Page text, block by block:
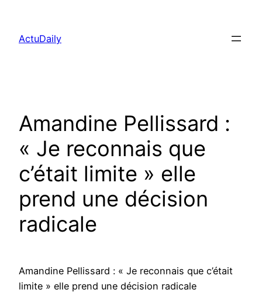
contenu
ActuDaily
Amandine Pellissard :
« Je reconnais que
c’était limite » elle
prend une décision
radicale
Amandine Pellissard : « Je reconnais que c’était
limite » elle prend une décision radicale